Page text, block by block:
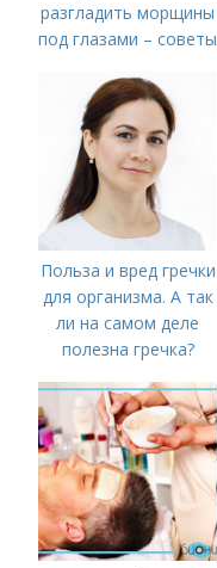
разгладить морщины
под глазами – советы
Польза и вред гречки
для организма. А так
ли на самом деле
полезна гречка?